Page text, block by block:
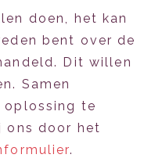
doen, het kan
bent over de
Dit willen
Samen
oplossing te
ons door het
.